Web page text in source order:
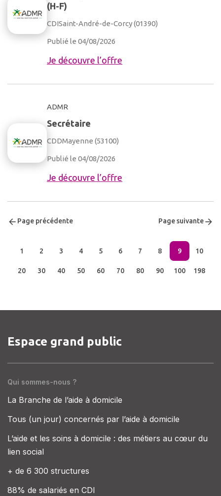
(H-F)
CDISaint-André-de-Corcy (01390)
Publié le 04/08/2026
Je découvre l’offre
ADMR
Secrétaire
CDDMayenne (53100)
Publié le 04/08/2026
Je découvre l’offre
Page précédente
1 2 3 4 5 6 7 8 9 10
20 30 40 50 60 70 80 90 100 198
Page suivante
Espace grand public
Qui sommes-nous ?
La Branche de l’aide à domicile
Tous (un jour) concernés par l’aide à domicile
L’aide et les soins à domicile : des métiers au cœur du
lien social
+ de 6 300 structures
88% de salariés en CDI